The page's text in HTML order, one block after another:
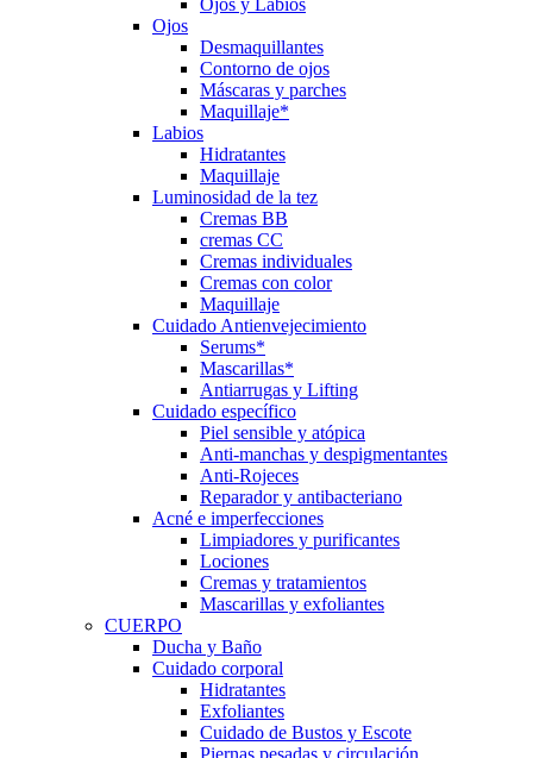
Ojos y Labios
Ojos
Desmaquillantes
Contorno de ojos
Máscaras y parches
Maquillaje*
Labios
Hidratantes
Maquillaje
Luminosidad de la tez
Cremas BB
cremas CC
Cremas individuales
Cremas con color
Maquillaje
Cuidado Antienvejecimiento
Serums*
Mascarillas*
Antiarrugas y Lifting
Cuidado específico
Piel sensible y atópica
Anti-manchas y despigmentantes
Anti-Rojeces
Reparador y antibacteriano
Acné e imperfecciones
Limpiadores y purificantes
Lociones
Cremas y tratamientos
Mascarillas y exfoliantes
CUERPO
Ducha y Baño
Cuidado corporal
Hidratantes
Exfoliantes
Cuidado de Bustos y Escote